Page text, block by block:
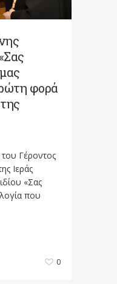
φορά
Γέροντος
Ιεράς
«Σας
που
0